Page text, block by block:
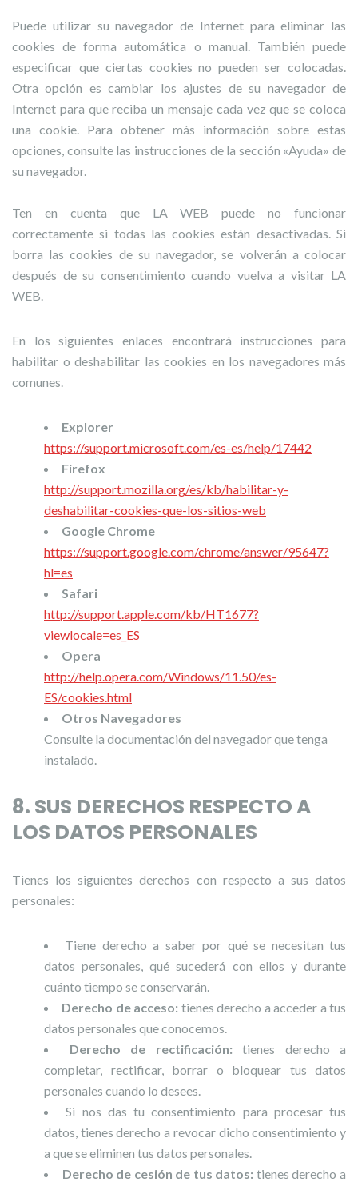
Puede utilizar su navegador de Internet para eliminar las
cookies de forma automática o manual. También puede
especificar que ciertas cookies no pueden ser colocadas.
Otra opción es cambiar los ajustes de su navegador de
Internet para que reciba un mensaje cada vez que se coloca
una cookie. Para obtener más información sobre estas
opciones, consulte las instrucciones de la sección «Ayuda» de
su navegador.
Ten en cuenta que LA WEB puede no funcionar
correctamente si todas las cookies están desactivadas. Si
borra las cookies de su navegador, se volverán a colocar
después de su consentimiento cuando vuelva a visitar LA
WEB.
En los siguientes enlaces encontrará instrucciones para
habilitar o deshabilitar las cookies en los navegadores más
comunes.
Explorer
https://support.microsoft.com/es-es/help/17442
Firefox
http://support.mozilla.org/es/kb/habilitar-y-
deshabilitar-cookies-que-los-sitios-web
Google Chrome
https://support.google.com/chrome/answer/95647?
hl=es
Safari
http://support.apple.com/kb/HT1677?
viewlocale=es_ES
Opera
http://help.opera.com/Windows/11.50/es-
ES/cookies.html
Otros Navegadores
Consulte la documentación del navegador que tenga
instalado.
8. SUS DERECHOS RESPECTO A
LOS DATOS PERSONALES
Tienes los siguientes derechos con respecto a sus datos
personales:
Tiene derecho a saber por qué se necesitan tus
datos personales, qué sucederá con ellos y durante
cuánto tiempo se conservarán.
Derecho de acceso: tienes derecho a acceder a tus
datos personales que conocemos.
Derecho de rectificación: tienes derecho a
completar, rectificar, borrar o bloquear tus datos
personales cuando lo desees.
Si nos das tu consentimiento para procesar tus
datos, tienes derecho a revocar dicho consentimiento y
a que se eliminen tus datos personales.
Derecho de cesión de tus datos: tienes derecho a